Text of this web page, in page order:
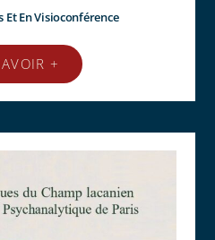
Et En Visioconférence
+